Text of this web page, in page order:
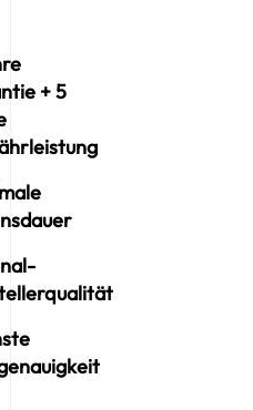
+ 5